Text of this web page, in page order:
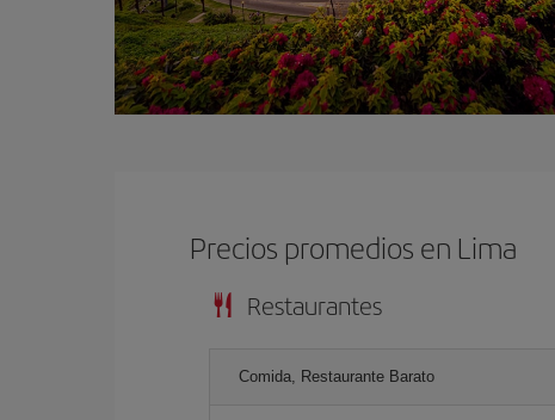
Precios promedios en Lima
Restaurantes
Comida, Restaurante Barato